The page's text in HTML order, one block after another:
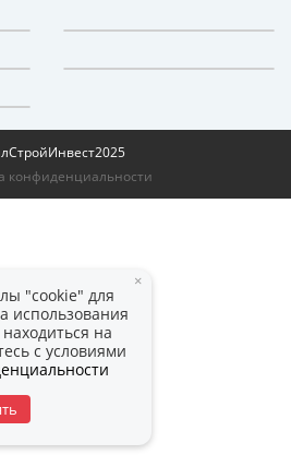
2025
конфиденциальности
×
"cookie" для
использования
на
с условиями